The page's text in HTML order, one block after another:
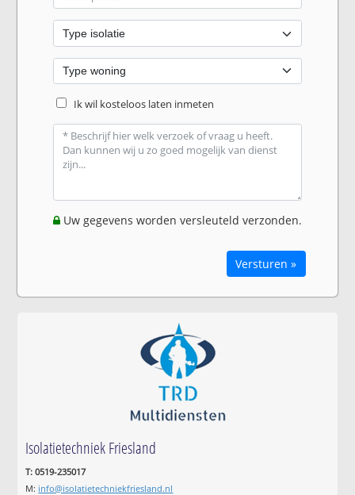
Ik wil kosteloos laten inmeten
Uw gegevens worden versleuteld verzonden.
Versturen »
Isolatietechniek Friesland
T: 0519-235017
M: info@isolatietechniekfriesland.nl